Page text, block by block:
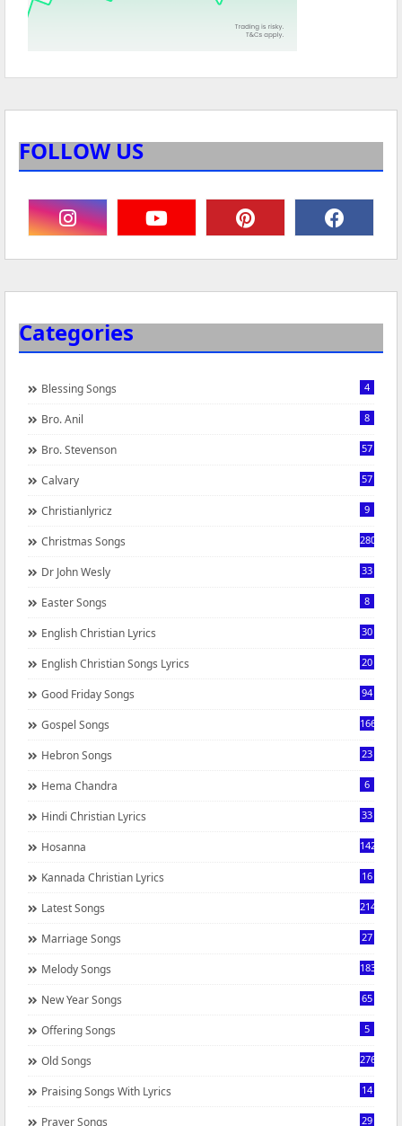
FOLLOW US
Categories
Blessing Songs 4
Bro. Anil 8
Bro. Stevenson 57
Calvary 57
Christianlyricz 9
Christmas Songs 280
Dr John Wesly 33
Easter Songs 8
English Christian Lyrics 30
English Christian Songs Lyrics 20
Good Friday Songs 94
Gospel Songs 166
Hebron Songs 23
Hema Chandra 6
Hindi Christian Lyrics 33
Hosanna 142
Kannada Christian Lyrics 16
Latest Songs 214
Marriage Songs 27
Melody Songs 183
New Year Songs 65
Offering Songs 5
Old Songs 276
Praising Songs With Lyrics 14
Prayer Songs 29